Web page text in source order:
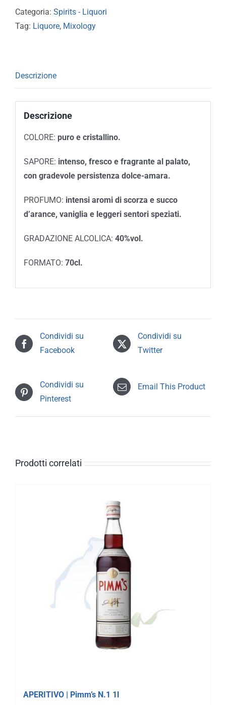
Categoria: Spirits - Liquori
Tag: Liquore, Mixology
Descrizione
Descrizione
COLORE: puro e cristallino.
SAPORE: intenso, fresco e fragrante al palato,
con gradevole persistenza dolce-amara.
PROFUMO: intensi aromi di scorza e succo
d’arance, vaniglia e leggeri sentori speziati.
GRADAZIONE ALCOLICA: 40%vol.
FORMATO: 70cl.
Condividi su
Facebook
Condividi su
Twitter
Condividi su
Pinterest
Email This Product
Prodotti correlati
APERITIVO | Pimm’s N.1 1l